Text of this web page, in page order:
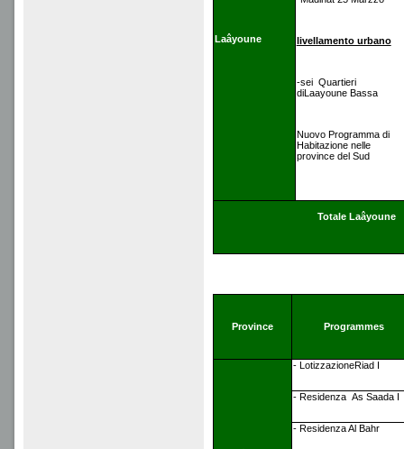
Laâyoune livellamento urbano
-sei Quartieri
diLaayoune Bassa
Nuovo Programma di
Habitazione nelle
province del Sud
Totale Laâyoune
Province Programmes
- LotizzazioneRiad I
- Residenza As Saada I
- Residenza Al Bahr